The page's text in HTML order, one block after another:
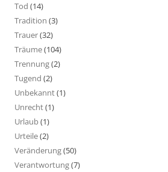
Tod (14)
Tradition (3)
Trauer(32)
Träume(104)
Trennung(2)
Tugend (2)
Unbekannt(1)
Unrecht(1)
Urlaub(1)
Urteile(2)
Veränderung(50)
Verantwortung(7)